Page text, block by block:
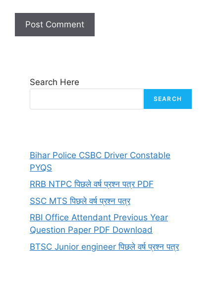
Search Here
SEARCH
Bihar Police CSBC Driver Constable
PYQS
RRB NTPC पिछले वर्ष प्रश्न पत्र PDF
SSC MTS पिछले वर्ष प्रश्न पत्र
RBI Office Attendant Previous Year
Question Paper PDF Download
BTSC Junior engineer पिछले वर्ष प्रश्न पत्र